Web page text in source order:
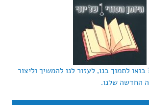
לתמוך בנו, לעזור לנו להמשיך וליצור
החדשה שלנו.